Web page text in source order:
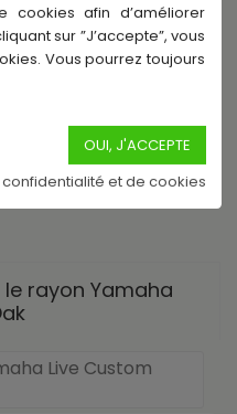
rayon Yamaha
Live Custom
cookies afin d’améliorer
sur ”J’accepte”, vous
Vous pourrez toujours
et de cookies